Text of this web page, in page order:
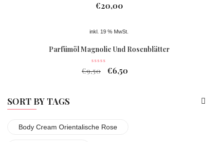
€20,00
inkl. 19 % MwSt.
Parfümöl Magnolie Und Rosenblätter
€9,50 €6,50
SORT BY TAGS
Body Cream Orientalische Rose